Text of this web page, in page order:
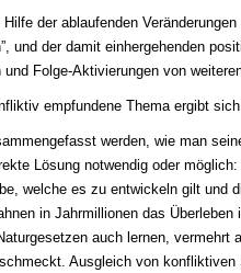
der ablaufenden
der damit einhergehenden
Folge-Aktivierungen von
empfundene Thema ergibt
werden, wie man
Lösung notwendig oder
welche es zu entwickeln gilt
in Jahrmillionen das
auch lernen,
Ausgleich von